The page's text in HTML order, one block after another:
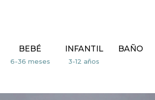
BEBÉ INFANTIL BAÑO